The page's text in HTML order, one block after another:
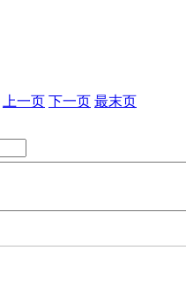
上一页 下一页 最末页